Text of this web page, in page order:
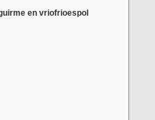
en vriofrioespol